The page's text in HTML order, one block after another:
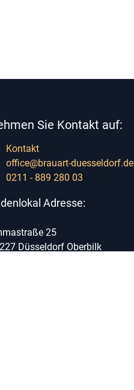
Sie Kontakt auf:
Kontakt
office@brauart-duesseldorf.de
0211 - 889 280 03
Adresse:
25
Düsseldorf Oberbilk